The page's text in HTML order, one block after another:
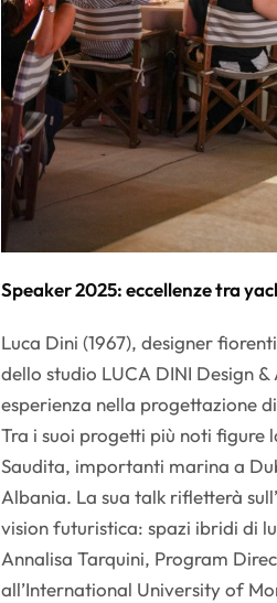
Speaker 2025: eccellenze tra
Luca Dini (1967), designer
dello studio LUCA DINI Design
esperienza nella progettazione
Tra i suoi progetti più noti figure
Saudita, importanti marina a
Albania. La sua talk rifletterà
vision futuristica: spazi ibridi di
Annalisa Tarquini, Program
all’International University of